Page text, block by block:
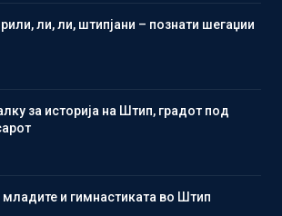
ли, ли, штипјани – познати шегаџии
за историја на Штип, градот под
младите и гимнастиката во Штип